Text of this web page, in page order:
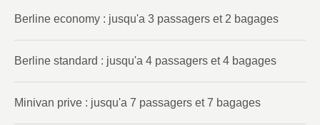
Berline economy : jusqu'a 3 passagers et 2 bagages
Berline standard : jusqu'a 4 passagers et 4 bagages
Minivan prive : jusqu'a 7 passagers et 7 bagages